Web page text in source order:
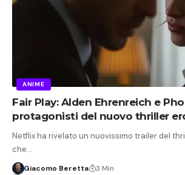
ANIME
Fair Play: Alden Ehrenreich e
protagonisti del nuovo thriller
Netflix ha rivelato un nuovissimo trailer del
che…
Giacomo Beretta 3 Min